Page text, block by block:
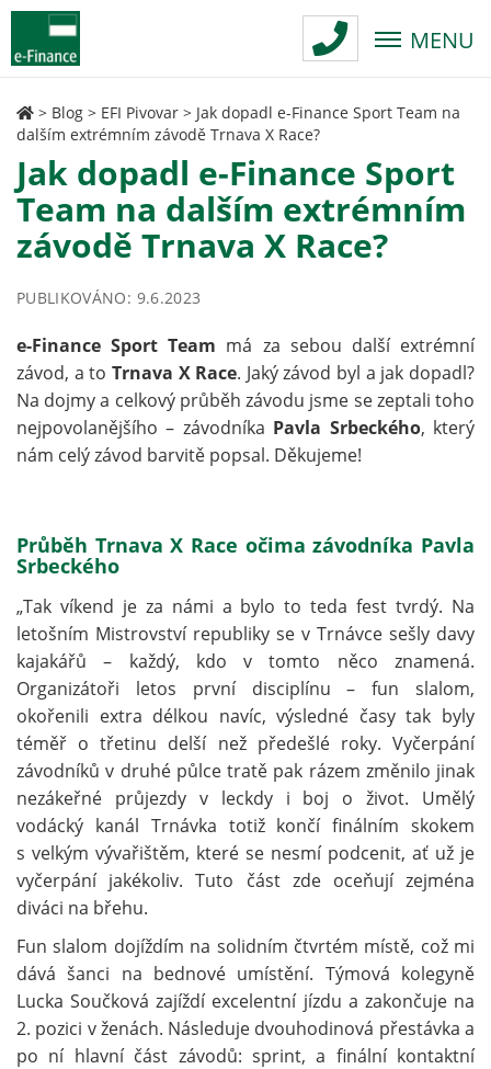
MENU
> Blog > EFI Pivovar > Jak dopadl e-Finance Sport Team na
dalším extrémním závodě Trnava X Race?
Jak dopadl e-Finance Sport
Team na dalším extrémním
závodě Trnava X Race?
PUBLIKOVÁNO: 9.6.2023
e-Finance Sport Team má za sebou další extrémní
závod, a to Trnava X Race. Jaký závod byl a jak dopadl?
Na dojmy a celkový průběh závodu jsme se zeptali toho
nejpovolanějšího – závodníka Pavla Srbeckého, který
nám celý závod barvitě popsal. Děkujeme!
Průběh Trnava X Race očima závodníka Pavla
Srbeckého
„Tak víkend je za námi a bylo to teda fest tvrdý. Na
letošním Mistrovství republiky se v Trnávce sešly davy
kajakářů – každý, kdo v tomto něco znamená.
Organizátoři letos první disciplínu – fun slalom,
okořenili extra délkou navíc, výsledné časy tak byly
téměř o třetinu delší než předešlé roky. Vyčerpání
závodníků v druhé půlce tratě pak rázem změnilo jinak
nezákeřné průjezdy v leckdy i boj o život. Umělý
vodácký kanál Trnávka totiž končí finálním skokem
s velkým vývařištěm, které se nesmí podcenit, ať už je
vyčerpání jakékoliv. Tuto část zde oceňují zejména
diváci na břehu.
Fun slalom dojíždím na solidním čtvrtém místě, což mi
dává šanci na bednové umístění. Týmová kolegyně
Lucka Součková zajíždí excelentní jízdu a zakončuje na
2. pozici v ženách. Následuje dvouhodinová přestávka a
po ní hlavní část závodů: sprint, a finální kontaktní